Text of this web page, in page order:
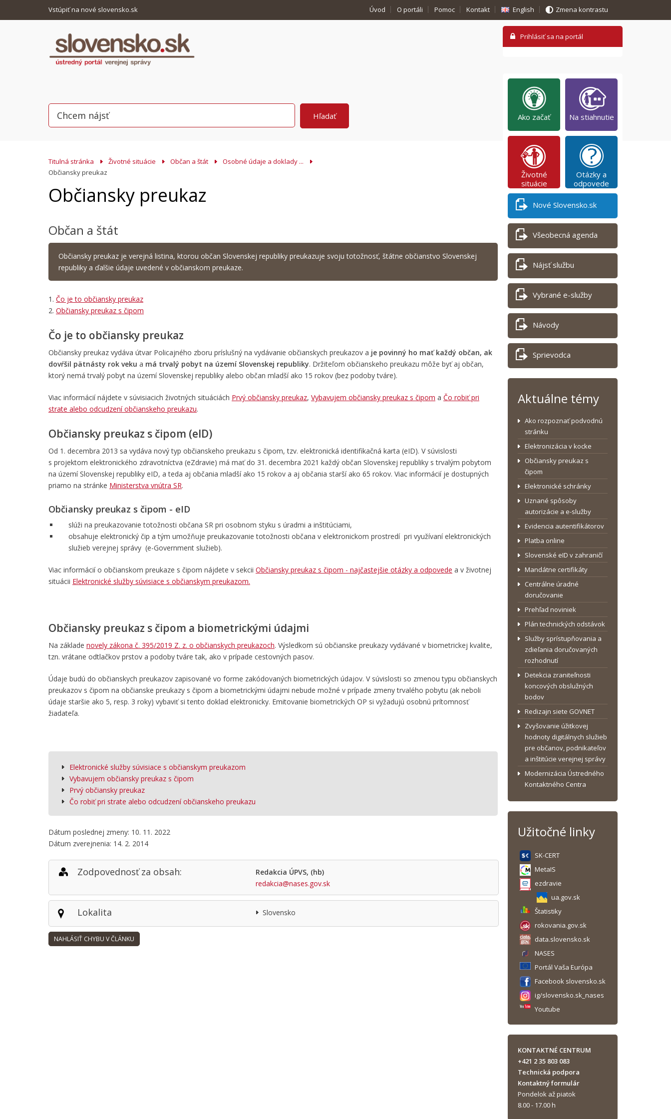
Vstúpiť na nové slovensko.sk Úvod O portáli Pomoc Kontakt English Zmena kontrastu
Titulná stránka Životné situácie Občan a štát
Osobné údaje a doklady ...
Občiansky preukaz
Občiansky preukaz
Občan a štát
Občiansky preukaz je verejná listina, ktorou občan Slovenskej republiky preukazuje svoju totožnosť, štátne občianstvo Slovenskej
republiky a ďalšie údaje uvedené v občianskom preukaze.
1. Čo je to občiansky preukaz
2. Občiansky preukaz s čipom
Čo je to občiansky preukaz
Občiansky preukaz vydáva útvar Policajného zboru príslušný na vydávanie občianskych preukazov a je povinný ho mať každý občan, ak
dovŕšil pätnásty rok veku a má trvalý pobyt na území Slovenskej republiky. Držiteľom občianskeho preukazu môže byť aj občan,
ktorý nemá trvalý pobyt na území Slovenskej republiky alebo občan mladší ako 15 rokov (bez podoby tváre).
Viac informácií nájdete v súvisiacich životných situáciách Prvý občiansky preukaz, Vybavujem občiansky preukaz s čipom a Čo robiť pri
strate alebo odcudzení občianskeho preukazu.
Občiansky preukaz s čipom (eID)
Od 1. decembra 2013 sa vydáva nový typ občianskeho preukazu s čipom, tzv. elektronická identifikačná karta (eID). V súvislosti
s projektom elektronického zdravotníctva (eZdravie) má mať do 31. decembra 2021 každý občan Slovenskej republiky s trvalým pobytom
na území Slovenskej republiky eID, a teda aj občania mladší ako 15 rokov a aj občania starší ako 65 rokov. Viac informácií je dostupných
priamo na stránke Ministerstva vnútra SR.
Občiansky preukaz s čipom - eID
slúži na preukazovanie totožnosti občana SR pri osobnom styku s úradmi a inštitúciami,
obsahuje elektronický čip a tým umožňuje preukazovanie totožnosti občana v elektronickom prostredí pri využívaní elektronických
služieb verejnej správy (e-Government služieb).
Viac informácií o občianskom preukaze s čipom nájdete v sekcii Občiansky preukaz s čipom - najčastejšie otázky a odpovede a v životnej
situácii Elektronické služby súvisiace s občianskym preukazom.
Občiansky preukaz s čipom a biometrickými údajmi
Na základe novely zákona č. 395/2019 Z. z. o občianskych preukazoch. Výsledkom sú občianske preukazy vydávané v biometrickej kvalite,
tzn. vrátane odtlačkov prstov a podoby tváre tak, ako v prípade cestovných pasov.
Údaje budú do občianskych preukazov zapisované vo forme zakódovaných biometrických údajov. V súvislosti so zmenou typu občianskych
preukazov s čipom na občianske preukazy s čipom a biometrickými údajmi nebude možné v prípade zmeny trvalého pobytu (ak neboli
údaje staršie ako 5, resp. 3 roky) vybaviť si tento doklad elektronicky. Emitovanie biometrických OP si vyžadujú osobnú prítomnosť
žiadateľa.
Elektronické služby súvisiace s občianskym preukazom
Vybavujem občiansky preukaz s čipom
Prvý občiansky preukaz
Čo robiť pri strate alebo odcudzení občianskeho preukazu
Dátum poslednej zmeny: 10. 11. 2022
Dátum zverejnenia: 14. 2. 2014
Zodpovednosť za obsah:
Redakcia ÚPVS, (hb)
redakcia@nases.gov.sk
Lokalita Slovensko
Ako začať Na stiahnutie
Životné
situácie
Otázky a
odpovede
Nové Slovensko.sk
Všeobecná agenda
Nájsť službu
Vybrané e-služby
Návody
Sprievodca
Aktuálne témy
Ako rozpoznať podvodnú
stránku
Elektronizácia v kocke
Občiansky preukaz s
čipom
Elektronické schránky
Uznané spôsoby
autorizácie a e-služby
Evidencia autentifikátorov
Platba online
Slovenské eID v zahraničí
Mandátne certifikáty
Centrálne úradné
doručovanie
Prehľad noviniek
Plán technických odstávok
Služby sprístupňovania a
zdieľania doručovaných
rozhodnutí
Detekcia zraniteľnosti
koncových obslužných
bodov
Redizajn siete GOVNET
Zvyšovanie úžitkovej
hodnoty digitálnych služieb
pre občanov, podnikateľov
a inštitúcie verejnej správy
Modernizácia Ústredného
Kontaktného Centra
Užitočné linky
SK-CERT
MetaIS
ezdravie
ua.gov.sk
Štatistiky
rokovania.gov.sk
data.slovensko.sk
NASES
Portál Vaša Európa
Facebook slovensko.sk
ig/slovensko.sk_nases
Youtube
KONTAKTNÉ CENTRUM
+421 2 35 803 083
Technická podpora
Kontaktný formulár
Pondelok až piatok
8.00 - 17.00 h